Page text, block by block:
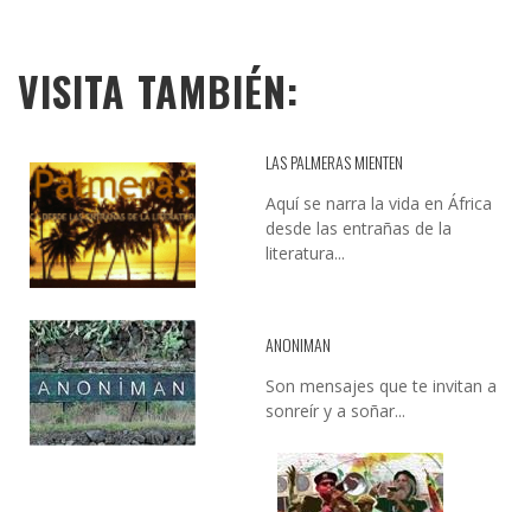
VISITA TAMBIÉN:
LAS PALMERAS MIENTEN
Aquí se narra la vida en África
desde las entrañas de la
literatura...
ANONIMAN
Son mensajes que te invitan a
sonreír y a soñar...